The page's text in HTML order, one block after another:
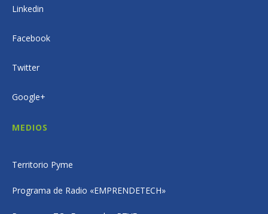
Linkedin
Facebook
Twitter
Google+
MEDIOS
Territorio Pyme
Programa de Radio «EMPRENDETECH»